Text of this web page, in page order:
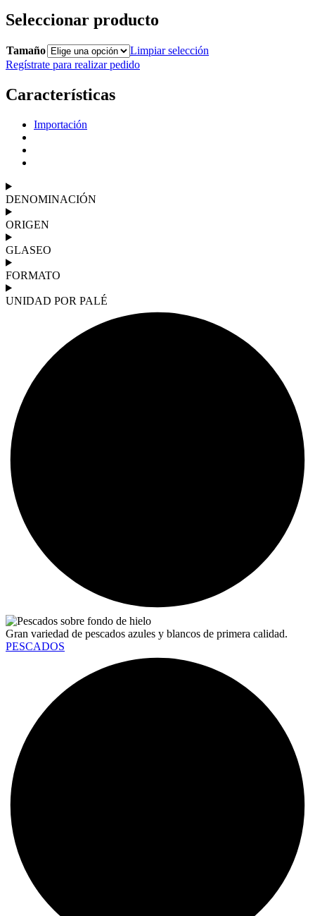
Seleccionar producto
Tamaño
Limpiar selección
Regístrate para realizar pedido
Características
Importación
DENOMINACIÓN
ORIGEN
GLASEO
FORMATO
UNIDAD POR PALÉ
Gran variedad de pescados azules y blancos de primera calidad.
PESCADOS